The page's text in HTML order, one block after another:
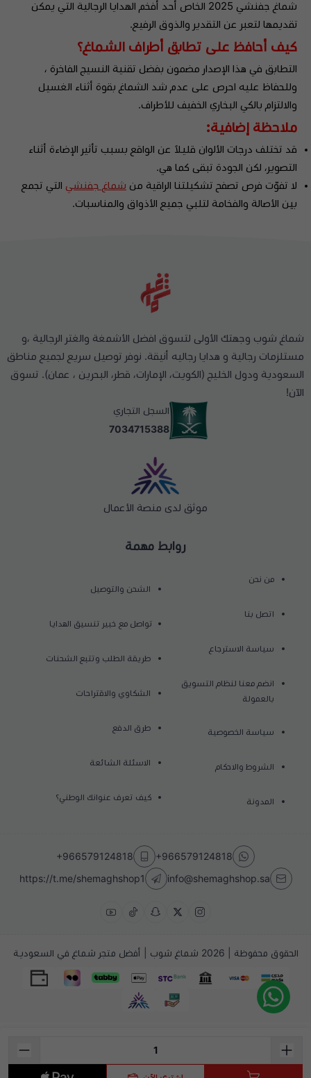
شماغ جفنشي 2025 الخاص أحد أفخم الهدايا الرجالية التي يمكن
تقديمها لتعبر عن التقدير والذوق الرفيع.
كيف أحافظ على تطابق أطراف الشماغ؟
التطابق في هذا الإصدار مضمون بفضل تقنية النسيج الفاخرة ،
وللحفاظ عليه احرص على عدم شد الشماغ بقوة أثناء الغسيل
والالتزام بالكي البخاري الخفيف للأطراف.
ملاحظة إضافية:
قد تختلف درجات الألوان قليلاً عن الواقع بسبب تأثير الإضاءة أثناء
التصوير، لكن الجودة تبقى كما هي.
لا تفوّت فرص تصفح تشكيلتنا الراقية من شماغ جفنشي التي تجمع
بين الأصالة والفخامة لتلبي جميع الأذواق والمناسبات.
روابط مهمة
من نحن
اتصل بنا
سياسة الاسترجاع
انضم معنا لنظام التسويق
بالعمولة
سياسة الخصوصية
الشروط والاحكام
المدونة
الشحن والتوصيل
تواصل مع خبير تنسيق الهدايا
طريقة الطلب وتتبع الشحنات
الشكاوي والاقتراحات
طرق الدفع
الاسئلة الشائعة
كيف تعرف عنوانك الوطني؟
شماغ شوب وجهتك الأولى لتسوق افضل الأشمغة والغتر الرجالية ،و
مستلزمات رجالية و هدايا رجاليه أنيقة. نوفر توصيل سريع لجميع مناطق
السعودية ودول الخليج (الكويت، الإمارات، قطر، البحرين ، عمان). تسوق
الآن!
السجل التجاري
7034715388
موثق لدى منصة الأعمال
+966579124818
+966579124818
info@shemaghshop.sa
https://t.me/shemaghshop1
الحقوق محفوظة | 2026 شماغ شوب | أفضل متجر شماغ في السعودية